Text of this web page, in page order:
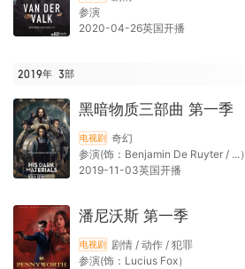
参演
2020-04-26英国开播
2019年 3部
黑暗物质三部曲 第一季
电视剧 奇幻
参演(饰：Benjamin De Ruyter / ...）
2019-11-03英国开播
潘尼沃斯 第一季
电视剧 剧情 / 动作 / 犯罪
参演(饰：Lucius Fox）